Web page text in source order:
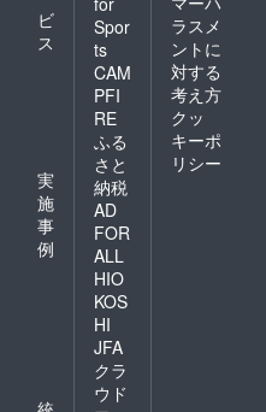
ビ
ス
実
施
事
例
Spor
ts
CAM
PFI
RE
ふる
さと
納税
AD
FOR
ALL
HIO
KOS
HI
JFA
クラ
ウド
ラスメ
ントに
対する
考え方
クッ
キーポ
リシー